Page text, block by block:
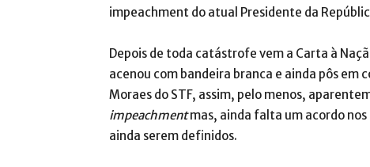
impeachment do atual Presidente da
Depois de toda catástrofe vem a Carta à
acenou com bandeira branca e ainda pôs
Moraes do STF, assim, pelo menos,
impeachmentmas, ainda falta um acordo
ainda serem definidos.